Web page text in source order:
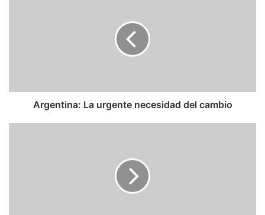
Argentina: La urgente necesidad del cambio